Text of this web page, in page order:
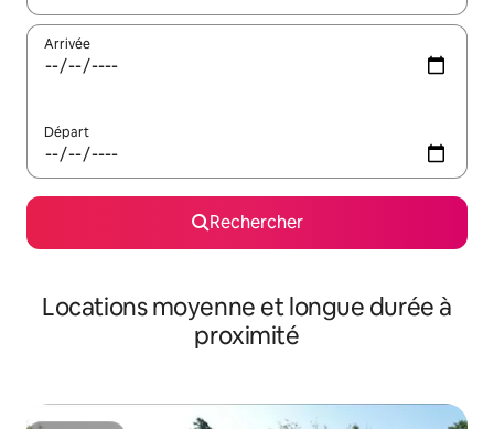
Arrivée
Départ
Rechercher
Locations moyenne et longue durée à
proximité